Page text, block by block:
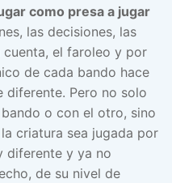
como presa a jugar
las decisiones, las
cuenta, el faroleo y por
de cada bando hace
diferente. Pero no solo
o con el otro, sino
criatura sea jugada por
diferente y ya no
de su nivel de